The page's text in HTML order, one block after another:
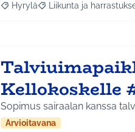
Rajaa tulokset aihepiirin mukaan:
Hyrylä Rajaa tulokset teeman
Liikunta ja
Kellokoskelle
Sopimus sairaalan kanssa
Arvioitavana